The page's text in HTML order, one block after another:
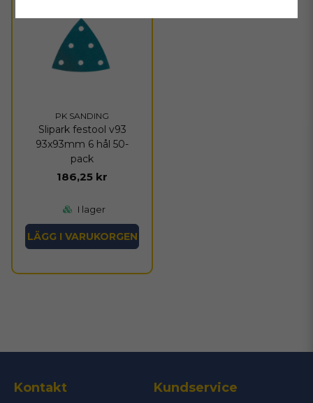
PK SANDING
Slipark festool v93
93x93mm 6 hål 50-
pack
186,25 kr
I lager
LÄGG I VARUKORGEN
Kontakt Kundservice